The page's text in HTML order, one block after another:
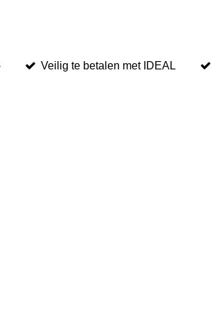
Veilig te betalen met IDEAL